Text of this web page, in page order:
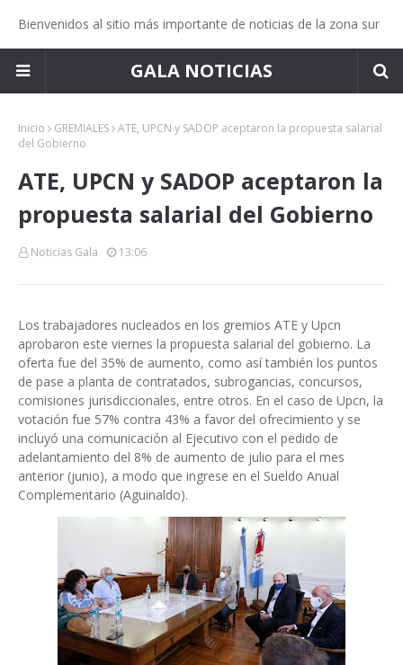
Bienvenidos al sitio más importante de noticias de la zona sur
GALA NOTICIAS
Inicio GREMIALES ATE, UPCN y SADOP aceptaron la propuesta salarial
del Gobierno
ATE, UPCN y SADOP aceptaron la
propuesta salarial del Gobierno
Noticias Gala 13:06
Los trabajadores nucleados en los gremios ATE y Upcn
aprobaron este viernes la propuesta salarial del gobierno. La
oferta fue del 35% de aumento, como así también los puntos
de pase a planta de contratados, subrogancias, concursos,
comisiones jurisdiccionales, entre otros. En el caso de Upcn, la
votación fue 57% contra 43% a favor del ofrecimiento y se
incluyó una comunicación al Ejecutivo con el pedido de
adelantamiento del 8% de aumento de julio para el mes
anterior (junio), a modo que ingrese en el Sueldo Anual
Complementario (Aguinaldo).